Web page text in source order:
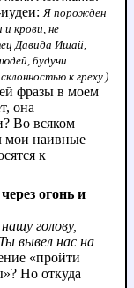
Я порожден
крови, не
Давида Ишай,
будучи
к греху.)
фразы в моем
она
Во всяком
мои наивные
к
огонь и
голову,
вывел нас на
«пройти
Но откуда